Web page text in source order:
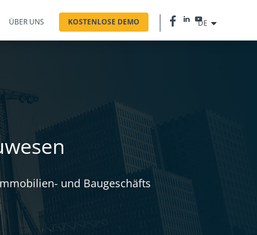
ÜBER UNS KOSTENLOSE DEMO DE
und Baugeschäfts